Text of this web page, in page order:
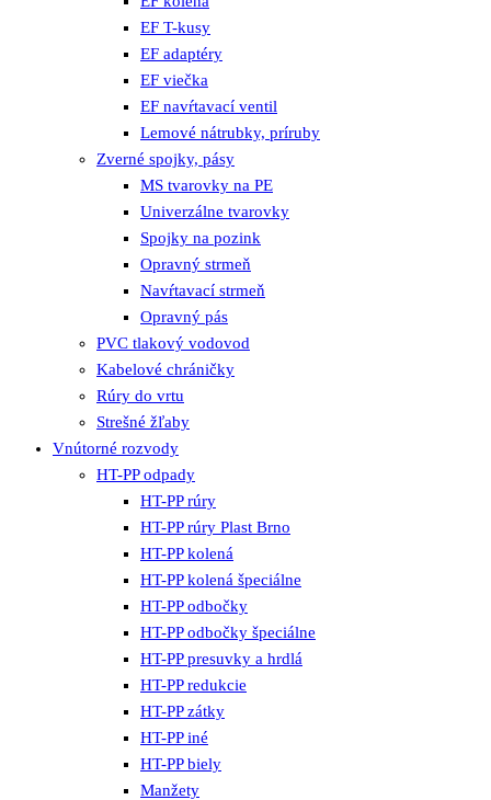
EF T-kusy
EF adaptéry
EF viečka
EF navŕtavací ventil
Lemové nátrubky, príruby
Zverné spojky, pásy
MS tvarovky na PE
Univerzálne tvarovky
Spojky na pozink
Opravný strmeň
Navŕtavací strmeň
Opravný pás
PVC tlakový vodovod
Kabelové chráničky
Rúry do vrtu
Strešné žľaby
Vnútorné rozvody
HT-PP odpady
HT-PP rúry
HT-PP rúry Plast Brno
HT-PP kolená
HT-PP kolená špeciálne
HT-PP odbočky
HT-PP odbočky špeciálne
HT-PP presuvky a hrdlá
HT-PP redukcie
HT-PP zátky
HT-PP iné
HT-PP biely
Manžety